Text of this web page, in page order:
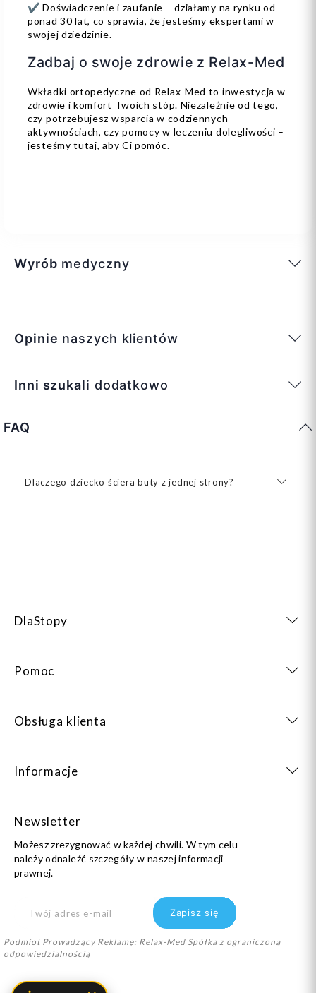
✔ Doświadczenie i zaufanie – działamy na rynku od
ponad 30 lat, co sprawia, że jesteśmy ekspertami w
swojej dziedzinie.
Zadbaj o swoje zdrowie z Relax-Med
Wkładki ortopedyczne od Relax-Med to inwestycja w
zdrowie i komfort Twoich stóp. Niezależnie od tego,
czy potrzebujesz wsparcia w codziennych
aktywnościach, czy pomocy w leczeniu dolegliwości –
jesteśmy tutaj, aby Ci pomóc.
Wyrób medyczny
Opinie naszych klientów
Inni szukali dodatkowo
FAQ
Dlaczego dziecko ściera buty z jednej strony?
DlaStopy
Pomoc
Obsługa klienta
Informacje
Newsletter
Możesz zrezygnować w każdej chwili. W tym celu
należy odnaleźć szczegóły w naszej informacji
prawnej.
Podmiot Prowadzący Reklamę: Relax-Med Spółka z ograniczoną
odpowiedzialnością